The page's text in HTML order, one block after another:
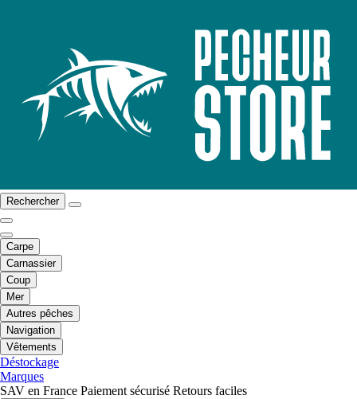
Rechercher
Carpe
Carnassier
Coup
Mer
Autres pêches
Navigation
Vêtements
Déstockage
Marques
SAV en France Paiement sécurisé Retours faciles